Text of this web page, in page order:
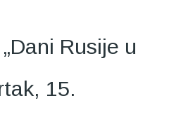
Rusije u
15.